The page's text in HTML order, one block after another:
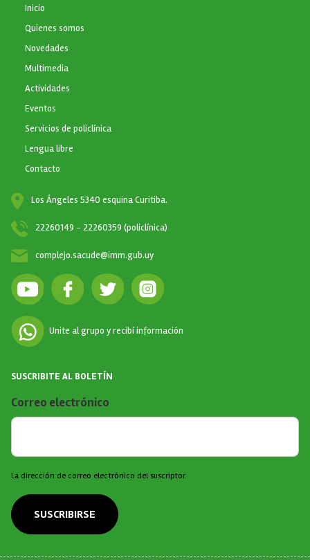
NAVEGACIÓN PRINCIPAL
Inicio
Quienes somos
Novedades
Multimedia
Actividades
Eventos
Servicios de policlínica
Lengua libre
Contacto
Los Ángeles 5340 esquina Curitiba.
22260149 - 22260359 (policlínica)
complejo.sacude@imm.gub.uy
Unite al grupo y recibí información
SUSCRIBITE AL BOLETÍN
Correo electrónico
La dirección de correo electrónico del suscriptor.
SUSCRIBIRSE